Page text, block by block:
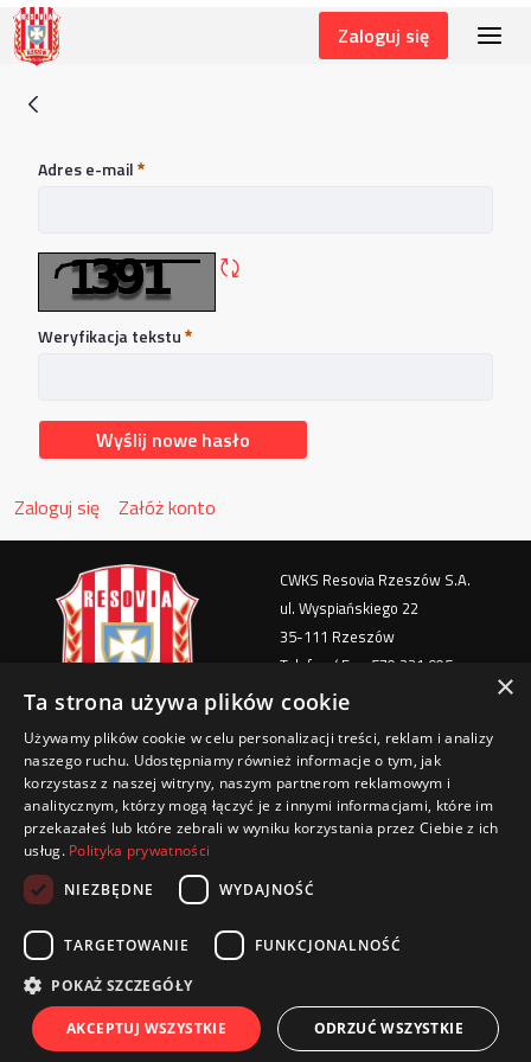
Zaloguj się
TWOJE KARNETY
Zapomniałem hasła
Adres e-mail
Weryfikacja tekstu
Wyślij nowe hasło
Zaloguj się Załóż konto
CWKS Resovia Rzeszów S.A.
ul. Wyspiańskiego 22
35-111 Rzeszów
Telefon / Fax: 570 221 905
e-mail: bilety@cwks-resovia.pl
Polityka Prywatności
Regulamin imprezy masowej
Regulamin Stadionu
Klauzula informacyjna - zakup biletu
Regulamin sprzedaży biletów i karnetów
© 2026 All rights reserved
Created with passion by:
×
Ta strona używa plików cookie
Używamy plików cookie w celu personalizacji treści, reklam i analizy
naszego ruchu. Udostępniamy również informacje o tym, jak
korzystasz z naszej witryny, naszym partnerom reklamowym i
analitycznym, którzy mogą łączyć je z innymi informacjami, które im
przekazałeś lub które zebrali w wyniku korzystania przez Ciebie z ich
usług. Polityka prywatności
NIEZBĘDNE
WYDAJNOŚĆ
TARGETOWANIE FUNKCJONALNOŚĆ
POKAŻ SZCZEGÓŁY
AKCEPTUJ WSZYSTKIE ODRZUĆ WSZYSTKIE